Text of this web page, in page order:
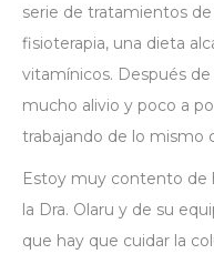
serie de tratamientos
fisioterapia, una dieta
vitamínicos. Después
mucho alivio y poco a
trabajando de lo mismo
Estoy muy contento de
la Dra. Olaru y de su
que hay que cuidar la